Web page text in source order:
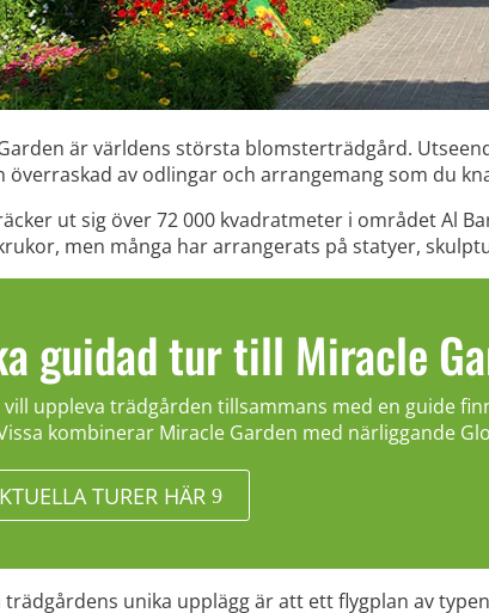
är världens största blomsterträdgård.
överraskad av odlingar och arrangemang som du
ut sig över 72 000 kvadratmeter i området Al
men många har arrangerats på statyer,
guidad tur till Miracle
vill uppleva trädgården tillsammans med en guide
kombinerar Miracle Garden med närliggande
TURER HÄR
trädgårdens unika upplägg är att ett flygplan av